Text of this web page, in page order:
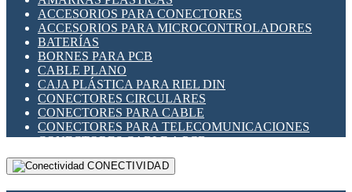
INDICADORES PARA PANEL
INTERFACES DE RELÉ
INTERRUPTORES FIN DE CARRERA
LLAVES CONMUTADORAS
MEDIDORES DE ENERGÍA Y TC'S DE CORRIENTE
MOTORES PASO A PASO
PANTALLAS HMI
PLC -CONTROLADORES LÓGICO PROGRAMABLES
PROGRAMADORES DE HORARIO
RELÉS DE PROTECCIÓN
SENSORES CAPACITIVOS
ACCESORIOS PARA CONECTORES
ACCESORIOS PARA MICROCONTROLADORES
BATERÍAS
BORNES PARA PCB
CABLE PLANO
CAJA PLÁSTICA PARA RIEL DIN
CONECTORES CIRCULARES
CONECTORES PARA CABLE
CONECTORES PARA TELECOMUNICACIONES
CONECTORES CABLE A PCB
CONECTORES PCB A CABLE
DIP SWITCHESCONECTIVIDAD